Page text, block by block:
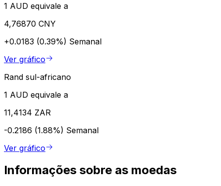
1 AUD equivale a
4,76870 CNY
+0.0183 (0.39%) Semanal
Ver gráfico
Rand sul-africano
1 AUD equivale a
11,4134 ZAR
-0.2186 (1.88%) Semanal
Ver gráfico
Informações sobre as moedas